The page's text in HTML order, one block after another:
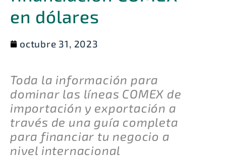
en dólares
octubre 31, 2023
Toda la información para
dominar las líneas COMEX de
importación y exportación a
través de una guía completa
para financiar tu negocio a
nivel internacional